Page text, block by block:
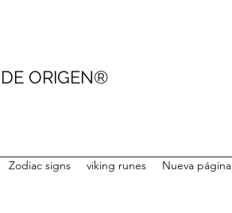
ORIGEN®
Zodiac signs viking runes Nueva página